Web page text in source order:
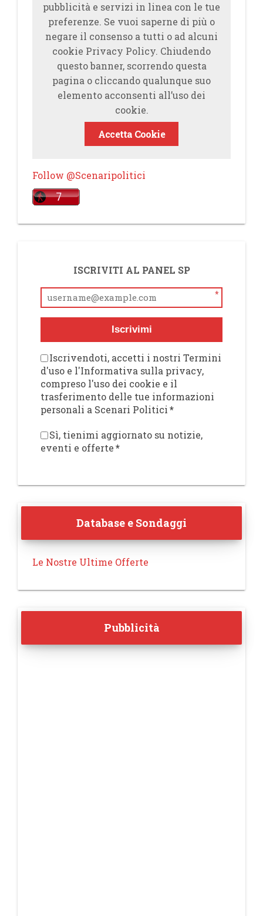
pubblicità e servizi in linea con le tue
preferenze. Se vuoi saperne di più o
negare il consenso a tutti o ad alcuni
cookie Privacy Policy. Chiudendo
questo banner, scorrendo questa
pagina o cliccando qualunque suo
elemento acconsenti all’uso dei
cookie.
Accetta Cookie
Follow @Scenaripolitici
ISCRIVITI AL PANEL SP
*
Iscrivimi
Iscrivendoti, accetti i nostri Termini
d'uso e l'Informativa sulla privacy,
compreso l'uso dei cookie e il
trasferimento delle tue informazioni
personali a Scenari Politici*
Sì, tienimi aggiornato su notizie,
eventi e offerte*
Database e Sondaggi
Le Nostre Ultime Offerte
Pubblicità